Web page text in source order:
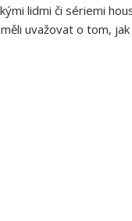
lidmi či ​sériemi
uvažovat ⁤o tom,